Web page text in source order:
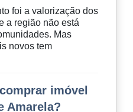
foi a valorização dos
a região não está
Mas
novos tem
imóvel
Amarela?